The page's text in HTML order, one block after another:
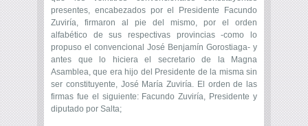
presentes, encabezados por el Presidente Facundo
Zuviría, firmaron al pie del mismo, por el orden
alfabético de sus respectivas provincias -como lo
propuso el convencional José Benjamín Gorostiaga- y
antes que lo hiciera el secretario de la Magna
Asamblea, que era hijo del Presidente de la misma sin
ser constituyente, José María Zuviría. El orden de las
firmas fue el siguiente: Facundo Zuviría, Presidente y
diputado por Salta;